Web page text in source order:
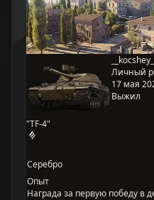
"TF-4"
Личный
17 мая
Выжил
Серебро
Опыт
Награда за первую победу в